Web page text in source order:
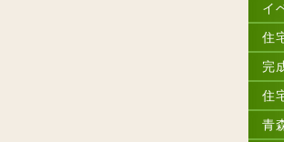
イ
住
完
住
青